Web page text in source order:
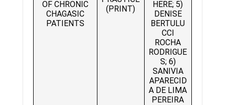
OF CHRONIC
CHAGASIC
PATIENTS
(PRINT)
HERE; 5)
DENISE
BERTULU
CCI
ROCHA
RODRIGUE
S; 6)
SANIVIA
APARECID
A DE LIMA
PEREIRA